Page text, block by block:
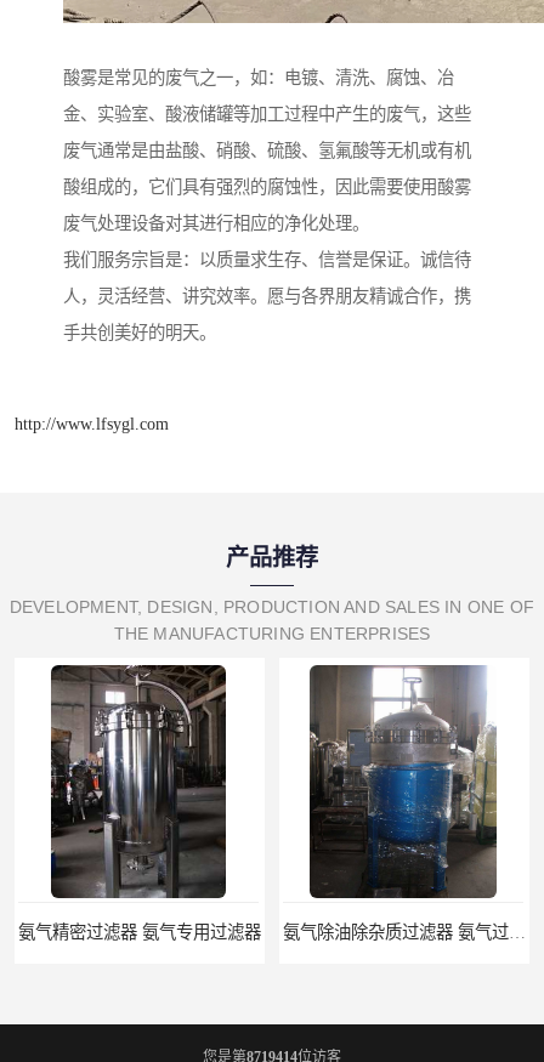
酸雾是常见的废气之一，如：电镀、清洗、腐蚀、冶
金、实验室、酸液储罐等加工过程中产生的废气，这些
废气通常是由盐酸、硝酸、硫酸、氢氟酸等无机或有机
酸组成的，它们具有强烈的腐蚀性，因此需要使用酸雾
废气处理设备对其进行相应的净化处理。
我们服务宗旨是：以质量求生存、信誉是保证。诚信待
人，灵活经营、讲究效率。愿与各界朋友精诚合作，携
手共创美好的明天。
http://www.lfsygl.com
产品推荐
DEVELOPMENT, DESIGN, PRODUCTION AND SALES IN ONE OF
THE MANUFACTURING ENTERPRISES
氨气精密过滤器 氨气专用过滤器
您是第8719414位访客